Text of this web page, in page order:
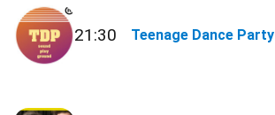
21:30 Teenage Dance Party